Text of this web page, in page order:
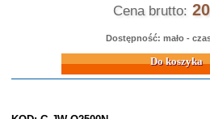
Cena brutto:
Dostępność: mało -
Do koszyka